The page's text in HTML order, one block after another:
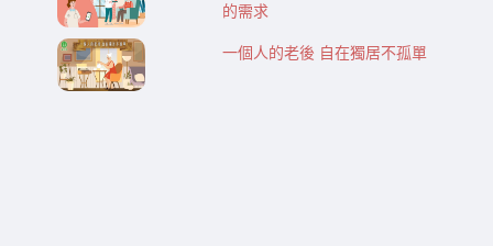
的需求
一個人的老後 自在獨居不孤單